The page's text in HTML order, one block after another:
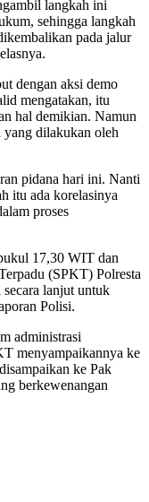
langkah ini
sehingga langkah
pada jalur
dengan aksi demo
mengatakan, itu
hal demikian. Namun
dilakukan oleh
pidana hari ini. Nanti
itu ada korelasinya
proses
17,30 WIT dan
(SPKT) Polresta
lanjut untuk
Polisi.
administrasi
menyampaikannya ke
ke Pak
berkewenangan